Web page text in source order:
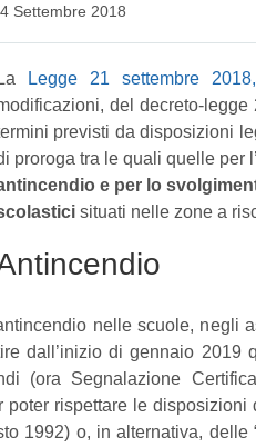
Settembre 2018
La Legge 21 settembre
del decreto-
previsti da disposizioni
proroga tra le quali quelle per l’
e per lo
situati nelle zone a
nelle scuole,
dall’inizio di gennaio 2019
(ora Segnalazione
rispettare le
1992) o, in alternativa,